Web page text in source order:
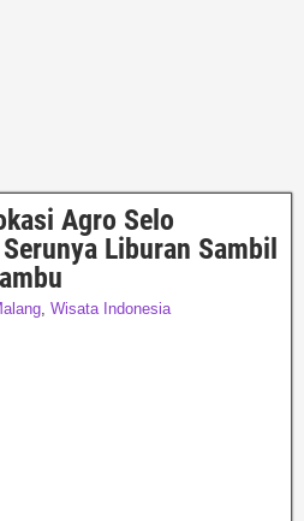
Agro Selo
Liburan Sambil
, Wisata Indonesia